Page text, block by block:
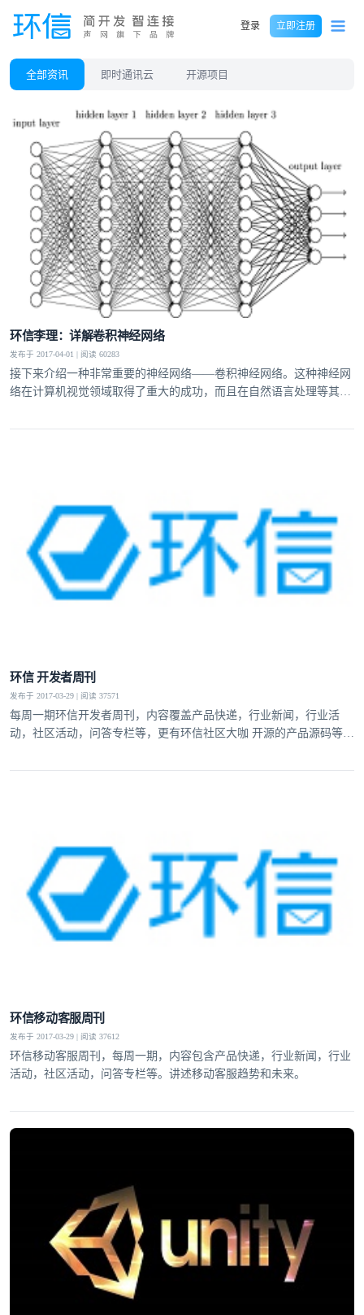
登录 立即注册
全部资讯 即时通讯云 开源项目
环信李理：详解卷积神经网络
发布于 2017-04-01 | 阅读 60283
接下来介绍一种非常重要的神经网络——卷积神经网络。这种神经网
络在计算机视觉领域取得了重大的成功，而且在自然语言处理等其它
环信 开发者周刊
发布于 2017-03-29 | 阅读 37571
每周一期环信开发者周刊，内容覆盖产品快递，行业新闻，行业活
动，社区活动，问答专栏等，更有环信社区大咖 开源的产品源码等内
环信移动客服周刊
发布于 2017-03-29 | 阅读 37612
环信移动客服周刊，每周一期，内容包含产品快递，行业新闻，行业
活动，社区活动，问答专栏等。讲述移动客服趋势和未来。